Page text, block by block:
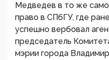
Медведев в то же
право в СПбГУ, где
успешно вербовал
председатель
мэрии города